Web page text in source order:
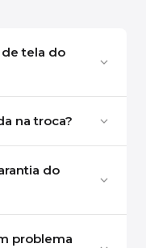
tela do
na troca?
do
problema